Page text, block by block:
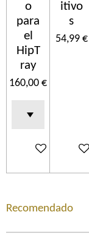
o
para
el
HipT
ray
160,00 €
Ajouter au
itivo
s
54,99 €
Recomendado